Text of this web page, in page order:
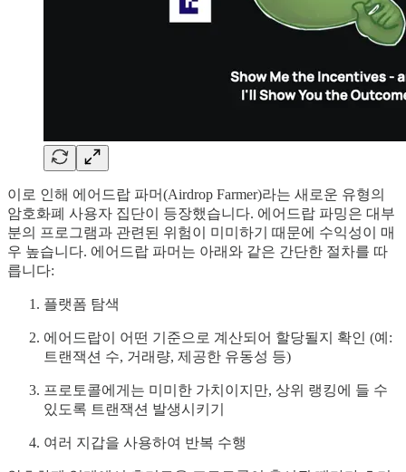
이로 인해 에어드랍 파머(Airdrop Farmer)라는 새로운 유형의
암호화폐 사용자 집단이 등장했습니다. 에어드랍 파밍은 대부
분의 프로그램과 관련된 위험이 미미하기 때문에 수익성이 매
우 높습니다. 에어드랍 파머는 아래와 같은 간단한 절차를 따
릅니다:
플랫폼 탐색
에어드랍이 어떤 기준으로 계산되어 할당될지 확인 (예:
트랜잭션 수, 거래량, 제공한 유동성 등)
프로토콜에게는 미미한 가치이지만, 상위 랭킹에 들 수
있도록 트랜잭션 발생시키기
여러 지갑을 사용하여 반복 수행